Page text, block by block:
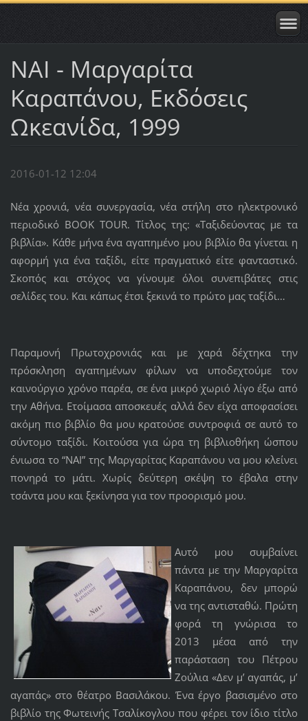
ΝΑΙ - Μαργαρίτα
Καραπάνου, Εκδόσεις
Ωκεανίδα, 1999
2016-01-12 12:04
Νέα χρονιά, νέα συνεργασία, νέα στήλη στο ηλεκτρονικό
περιοδικό BOOK TOUR. Τίτλος της: «Ταξιδεύοντας με τα
βιβλία». Κάθε μήνα ένα αγαπημένο μου βιβλίο θα γίνεται η
αφορμή για ένα ταξίδι, είτε πραγματικό είτε φανταστικό.
Σκοπός και στόχος να γίνουμε όλοι συνεπιβάτες στις
σελίδες του. Και κάπως έτσι ξεκινά το πρώτο μας ταξίδι…
Παραμονή Πρωτοχρονιάς και με χαρά δέχτηκα την
πρόσκληση αγαπημένων φίλων να υποδεχτούμε τον
καινούργιο χρόνο παρέα, σε ένα μικρό χωριό λίγο έξω από
την Αθήνα. Ετοίμασα αποσκευές αλλά δεν είχα αποφασίσει
ακόμη πιο βιβλίο θα μου κρατούσε συντροφιά σε αυτό το
σύντομο ταξίδι. Κοιτούσα για ώρα τη βιβλιοθήκη ώσπου
ένιωσα το “ΝΑΙ” της Μαργαρίτας Καραπάνου να μου κλείνει
πονηρά το μάτι. Χωρίς δεύτερη σκέψη το έβαλα στην
τσάντα μου και ξεκίνησα για τον προορισμό μου.
Αυτό μου συμβαίνει
πάντα με την Μαργαρίτα
Καραπάνου, δεν μπορώ
να της αντισταθώ. Πρώτη
φορά τη γνώρισα το
2013 μέσα από την
παράσταση του Πέτρου
Ζούλια «Δεν μ’ αγαπάς, μ’
αγαπάς» στο θέατρο Βασιλάκου. Ένα έργο βασισμένο στο
βιβλίο της Φωτεινής Τσαλίκογλου που φέρει τον ίδιο τίτλο